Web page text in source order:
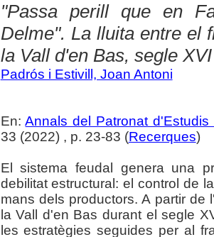
"Passa perill que en
Delme". La lluita entre el
la Vall d'en Bas, segle XVI
Padrós i Estivill, Joan Antoni
En:Annals del Patronat
33 (2022) , p. 23-83 (Recerques)
El sistema feudal genera una
debilitat estructural: el control de
mans dels productors. A partir
la Vall d'en Bas durant el segle
les estratègies seguides per al